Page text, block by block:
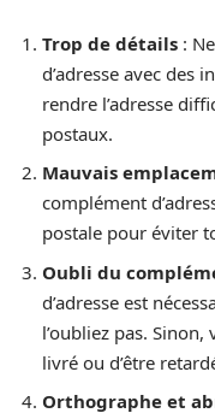
Trop de détails :
d’adresse avec des
rendre l’adresse
postaux.
Mauvais
complément
postale pour éviter
Oubli du
d’adresse est
l’oubliez pas.
livré ou d’être
Orthographe et